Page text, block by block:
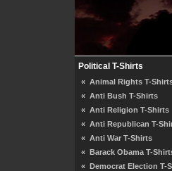
Political T-Shirts
« Animal Rights T-
« Anti Bush T-Shirts
« Anti Religion T-Shirts
« Anti Republican T-
« Anti War T-Shirts
« Barack Obama T-
« Democrat Election T-